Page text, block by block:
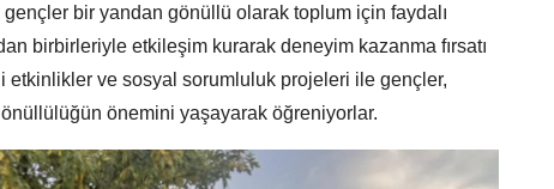
bir yandan gönüllü olarak toplum için faydalı
birbirleriyle etkileşim kurarak deneyim kazanma fırsatı
etkinlikler ve sosyal sorumluluk projeleri ile gençler,
önemini yaşayarak öğreniyorlar.